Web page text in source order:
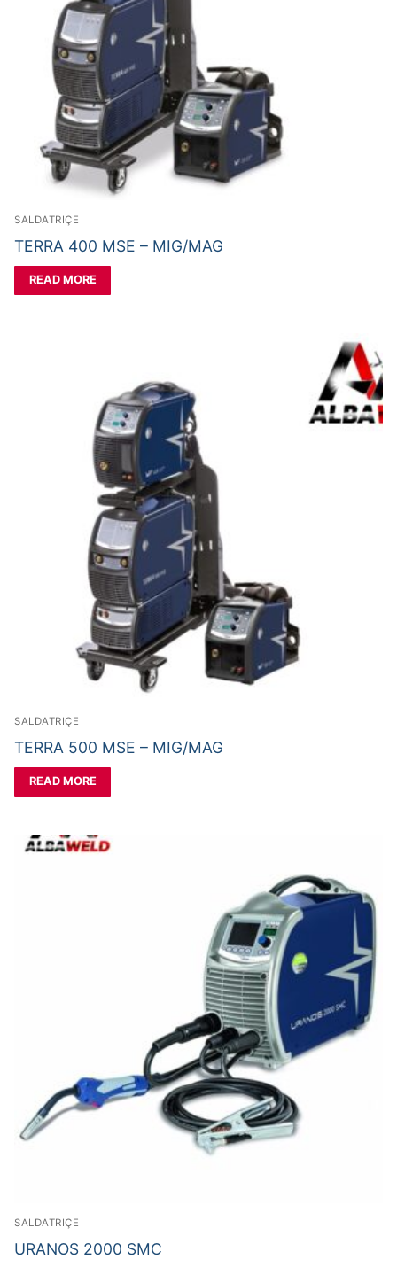
SALDATRIÇE
TERRA 400 MSE – MIG/MAG
READ MORE
SALDATRIÇE
TERRA 500 MSE – MIG/MAG
READ MORE
SALDATRIÇE
URANOS 2000 SMC